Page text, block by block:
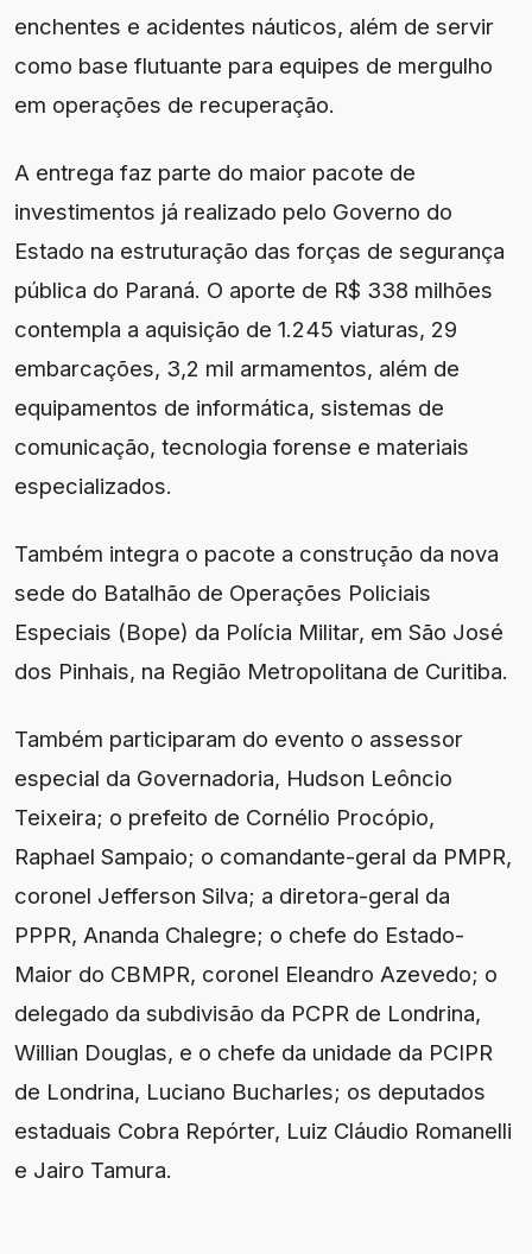
enchentes e acidentes náuticos, além de servir
como base flutuante para equipes de mergulho
em operações de recuperação.
A entrega faz parte do maior pacote de
investimentos já realizado pelo Governo do
Estado na estruturação das forças de segurança
pública do Paraná. O aporte de R$ 338 milhões
contempla a aquisição de 1.245 viaturas, 29
embarcações, 3,2 mil armamentos, além de
equipamentos de informática, sistemas de
comunicação, tecnologia forense e materiais
especializados.
Também integra o pacote a construção da nova
sede do Batalhão de Operações Policiais
Especiais (Bope) da Polícia Militar, em São José
dos Pinhais, na Região Metropolitana de Curitiba.
Também participaram do evento o assessor
especial da Governadoria, Hudson Leôncio
Teixeira; o prefeito de Cornélio Procópio,
Raphael Sampaio; o comandante-geral da PMPR,
coronel Jefferson Silva; a diretora-geral da
PPPR, Ananda Chalegre; o chefe do Estado-
Maior do CBMPR, coronel Eleandro Azevedo; o
delegado da subdivisão da PCPR de Londrina,
Willian Douglas, e o chefe da unidade da PCIPR
de Londrina, Luciano Bucharles; os deputados
estaduais Cobra Repórter, Luiz Cláudio Romanelli
e Jairo Tamura.